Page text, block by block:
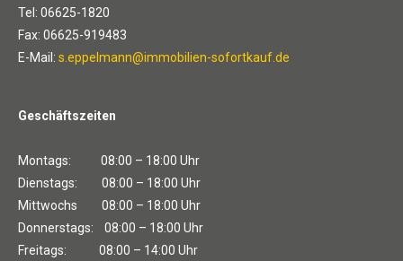
Tel: 06625-1820
Fax: 06625-919483
E-Mail: s.eppelmann@immobilien-sofortkauf.de
Geschäftszeiten
Montags: 08:00 – 18:00 Uhr
Dienstags: 08:00 – 18:00 Uhr
Mittwochs 08:00 – 18:00 Uhr
Donnerstags: 08:00 – 18:00 Uhr
Freitags: 08:00 – 14:00 Uhr